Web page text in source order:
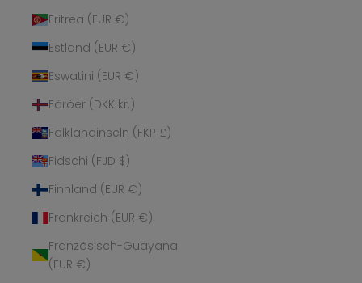
Eritrea (EUR €)
Estland (EUR €)
Eswatini (EUR €)
Färöer (DKK kr.)
Falklandinseln (FKP £)
Fidschi (FJD $)
Finnland (EUR €)
Frankreich (EUR €)
Französisch-Guayana
(EUR €)